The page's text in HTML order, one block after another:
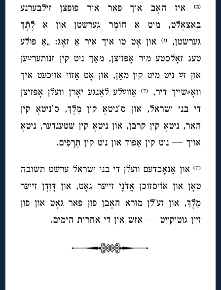
(ב)
איז האָב איך פאַר איר פופצן זילבערנע
באַצאָלט, מיט אַ חוֹמֶר גערשטן און אַ לֶתֶֿךְ
גערשטן,(ג)
און אָט טו איך איר אַ זאָג: „אַ פולע
טעג זאָלסטע מיר אָפּזיצן, מאַך ניט קין זנותערײַען
און זײַ ניט מיט קין מאַן, און אָט אַזוי אויכעט איך
וואָ⸗שייך דיר,
(ד)אַווײַלע לאַנגע יאָרן וועלן אָפּזיצן
די בני ישראל, און ס′ניטאָ קין מֵלֶךְ, ס′ניטאָ קין
האַר, ניטאָ קין קרבן, און ניטאָ קין שטענדער, ניטאָ
אויך — ניט קין אֵפוֹד און ניט קין תְּרָפִים.
(ה) און אַנאָכדעם וועלן די בני ישראל ערשט תשובה
טאָן און אוֹיסזוכן אֲדֹנָי זייער גאָט, און דָּוִדְן זייער
מֵלֶךְ, און זע′לן מורא האָבן פון פאַר גאָט און פון
זײַן גוטיקײַט — אַזש אין די אחרית הימים.